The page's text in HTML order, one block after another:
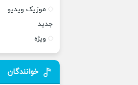
موزیک ویدیو
جدید
ویژه
خوانندگان